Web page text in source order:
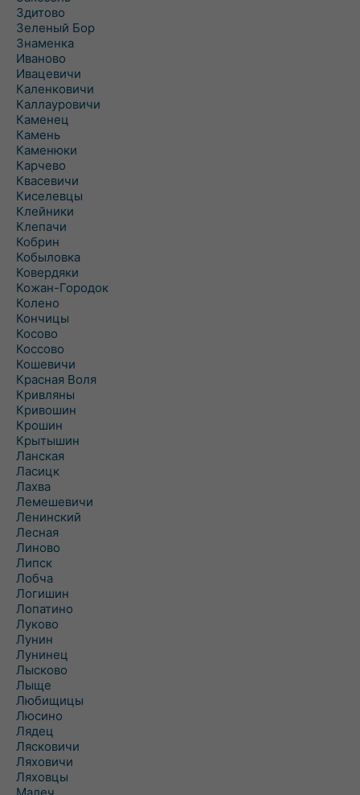
Здитово
Зеленый Бор
Знаменка
Иваново
Ивацевичи
Каленковичи
Каллауровичи
Каменец
Камень
Каменюки
Карчево
Квасевичи
Киселевцы
Клейники
Клепачи
Кобрин
Кобыловка
Ковердяки
Кожан-Городок
Колено
Кончицы
Косово
Коссово
Кошевичи
Красная Воля
Кривляны
Кривошин
Крошин
Крытышин
Ланская
Ласицк
Лахва
Лемешевичи
Ленинский
Лесная
Линово
Липск
Лобча
Логишин
Лопатино
Луково
Лунин
Лунинец
Лысково
Лыще
Любищицы
Люсино
Лядец
Лясковичи
Ляховичи
Ляховцы